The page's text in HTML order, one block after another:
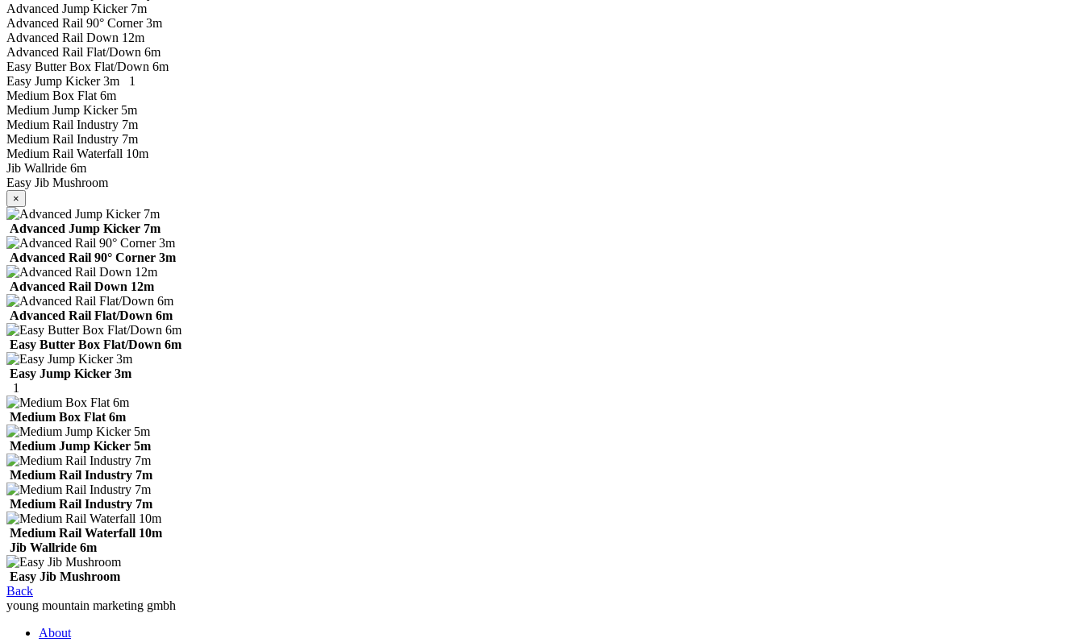
Advanced Jump Kicker 7m
Advanced Rail 90° Corner 3m
Advanced Rail Down 12m
Advanced Rail Flat/Down 6m
Easy Butter Box Flat/Down 6m
Easy Jump Kicker 3m
1
Medium Box Flat 6m
Medium Jump Kicker 5m
Medium Rail Industry 7m
Medium Rail Industry 7m
Medium Rail Waterfall 10m
Jib Wallride 6m
Easy Jib Mushroom
×
Advanced Jump Kicker 7m
Advanced Rail 90° Corner 3m
Advanced Rail Down 12m
Advanced Rail Flat/Down 6m
Easy Butter Box Flat/Down 6m
Easy Jump Kicker 3m
1
Medium Box Flat 6m
Medium Jump Kicker 5m
Medium Rail Industry 7m
Medium Rail Industry 7m
Medium Rail Waterfall 10m
Jib Wallride 6m
Easy Jib Mushroom
Back
young mountain marketing gmbh
About